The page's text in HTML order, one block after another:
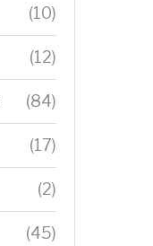
(10)
(12)
(84)
(17)
(2)
(45)